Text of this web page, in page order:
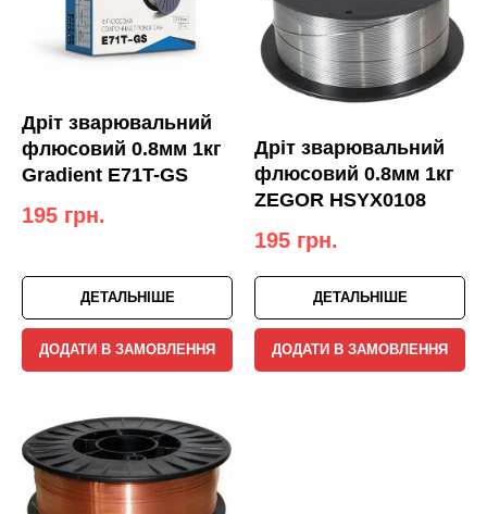
Дріт зварювальний
флюсовий 0.8мм 1кг
Gradient E71T-GS
195 грн.
ДЕТАЛЬНІШЕ
ДОДАТИ В ЗАМОВЛЕННЯ
Дріт зварювальний
флюсовий 0.8мм 1кг
ZEGOR HSYX0108
195 грн.
ДЕТАЛЬНІШЕ
ДОДАТИ В ЗАМОВЛЕННЯ